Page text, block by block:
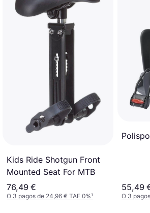
Kids Ride Shotgun Front
Mounted Seat For MTB
76,49 €
O 3 pagos de 24,96 € TAE 0%¹
55,49
O 3